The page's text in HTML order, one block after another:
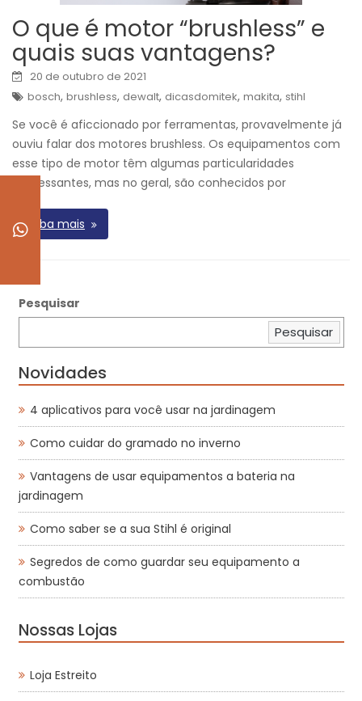
O que é motor “brushless” e
quais suas vantagens?
20 de outubro de 2021
bosch, brushless, dewalt, dicasdomitek, makita, stihl
Se você é aficcionado por ferramentas, provavelmente já
ouviu falar dos motores brushless. Os equipamentos com
esse tipo de motor têm algumas particularidades
interessantes, mas no geral, são conhecidos por
Saiba mais
Pesquisar
Pesquisar
Novidades
4 aplicativos para você usar na jardinagem
Como cuidar do gramado no inverno
Vantagens de usar equipamentos a bateria na
jardinagem
Como saber se a sua Stihl é original
Segredos de como guardar seu equipamento a
combustão
Nossas Lojas
Loja Estreito